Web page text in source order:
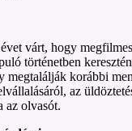
várt, hogy
történetben
megtalálják korábbi
az
az olvasót.